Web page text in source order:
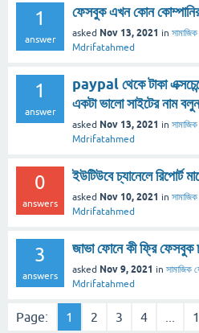
1
answer
ফেসবুক এখন কোন
asked Nov 13, 2021 in
Mdrifatahmed
1
answer
paypal থেকে টাকা
একটা ভালো সাইটের নাম
asked Nov 13, 2021 in
Mdrifatahmed
0
answers
ইউটিউবে চ্যানেলে রিপোর্ট
asked Nov 10, 2021 in
Mdrifatahmed
3
answers
জাভা ফোনে কী ফ্রি ফেসবুক
asked Nov 9, 2021 in সামাজিক
Mdrifatahmed
Page: 1 2 3 4